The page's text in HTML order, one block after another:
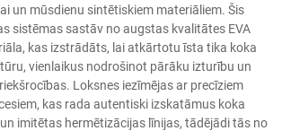
un mūsdienu sintētiskiem materiāliem. Šis
sistēmas sastāv no augstas kvalitātes EVA
kas izstrādāts, lai atkārtotu īsta tika koka
vienlaikus nodrošinot pārāku izturību un
Loksnes iezīmējas ar precīziem
kas rada autentiski izskatāmus koka
imitētas hermētizācijas līnijas, tādējādi tās no